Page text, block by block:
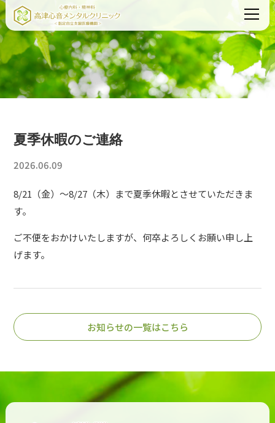
夏季休暇のご連絡
2026.06.09
8/21（金）～8/27（木）まで夏季休暇とさせていただきま
す。
ご不便をおかけいたしますが、何卒よろしくお願い申し上
げます。
お知らせの一覧はこちら